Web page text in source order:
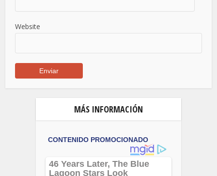
Website
MÁS INFORMACIÓN